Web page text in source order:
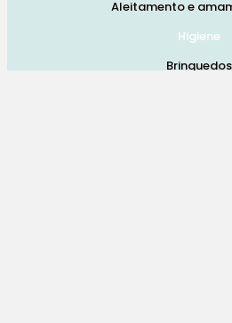
Aleitamento e
Higiene
Brinquedos